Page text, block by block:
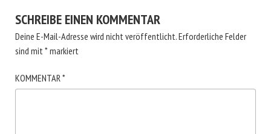
SCHREIBE EINEN KOMMENTAR
Deine E-Mail-Adresse wird nicht veröffentlicht.Erforderliche Felder
sind mit*markiert
KOMMENTAR*